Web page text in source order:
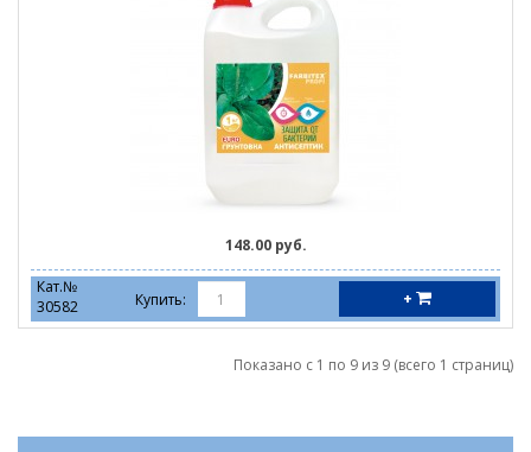
148.00 руб.
Кат.№
30582
Купить: +
Показано с 1 по 9 из 9 (всего 1 страниц)